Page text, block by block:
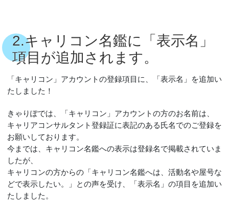
2.キャリコン名鑑に「表示名」
項目が追加されます。
「キャリコン」アカウントの登録項目に、「表示名」を追加い
たしました！
きゃりぽでは、「キャリコン」アカウントの方のお名前は、
キャリアコンサルタント登録証に表記のある氏名でのご登録を
お願いしております。
今までは、キャリコン名鑑への表示は登録名で掲載されていま
したが、
キャリコンの方からの「キャリコン名鑑へは、活動名や屋号な
どで表示したい。」との声を受け、「表示名」の項目を追加い
たしました。